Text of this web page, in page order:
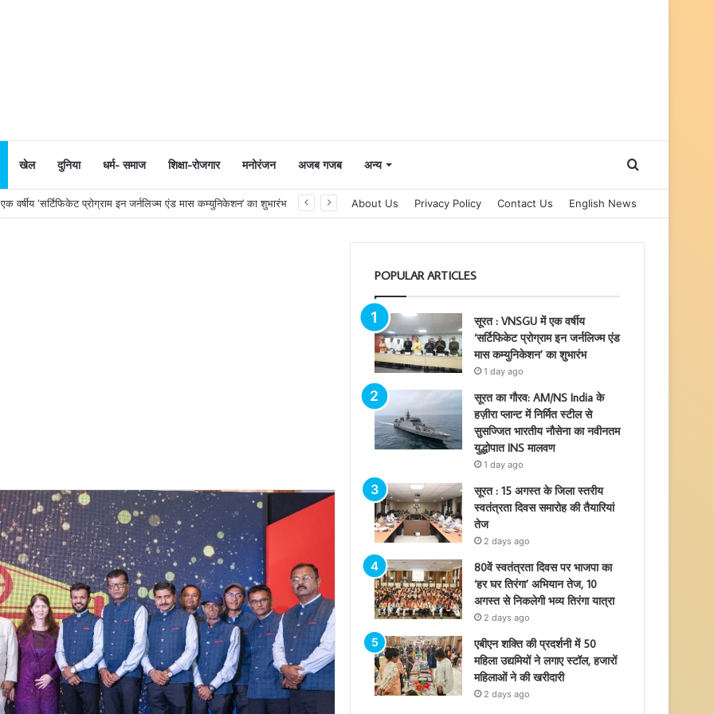
खेल दुनिया धर्म- समाज शिक्षा-रोजगार मनोरंजन अजब गजब अन्य Search
‘सर्टिफिकेट प्रोग्राम इन जर्नलिज्म एंड मास कम्युनिकेशन’ का शुभारंभ About Us Privacy Policy Contact Us English News
POPULAR ARTICLES
सूरत : VNSGU में एक वर्षीय
‘सर्टिफिकेट प्रोग्राम इन जर्नलिज्म एंड
मास कम्युनिकेशन’ का शुभारंभ
1 day ago
सूरत का गौरव: AM/NS India के
हज़ीरा प्लान्ट में निर्मित स्टील से
सुसज्जित भारतीय नौसेना का नवीनतम
युद्धोपात INS मालवण
1 day ago
सूरत : 15 अगस्त के जिला स्तरीय
स्वतंत्रता दिवस समारोह की तैयारियां
तेज
2 days ago
80वें स्वतंत्रता दिवस पर भाजपा का
‘हर घर तिरंगा’ अभियान तेज, 10
अगस्त से निकलेगी भव्य तिरंगा यात्रा
2 days ago
एबीएन शक्ति की प्रदर्शनी में 50
महिला उद्यमियों ने लगाए स्टॉल, हजारों
महिलाओं ने की खरीदारी
2 days ago